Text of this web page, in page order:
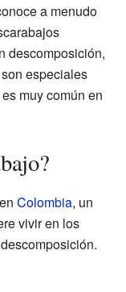
a menudo
descomposición,
especiales
muy común en
Colombia, un
vivir en los